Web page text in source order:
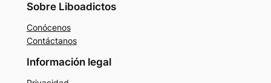
Sobre Liboadictos
Conócenos
Contáctanos
Información legal